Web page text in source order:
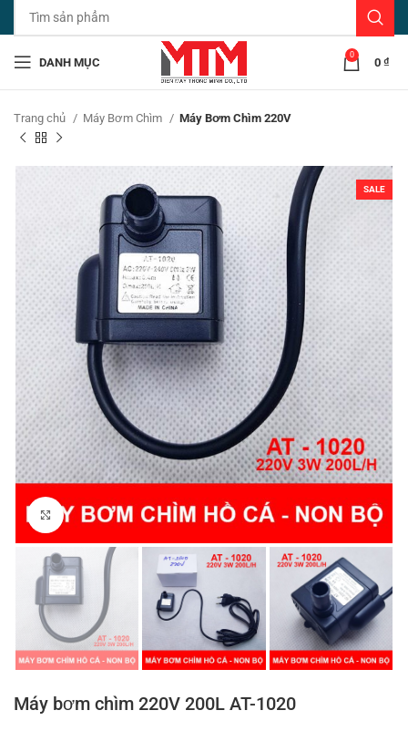
DANH MỤC
0
0 ₫
Trang chủ Máy Bơm Chìm Máy Bơm Chìm 220V
SALE
Click to enlarge
Máy bơm chìm 220V 200L AT-1020